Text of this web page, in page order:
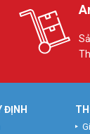
ĐỊNH